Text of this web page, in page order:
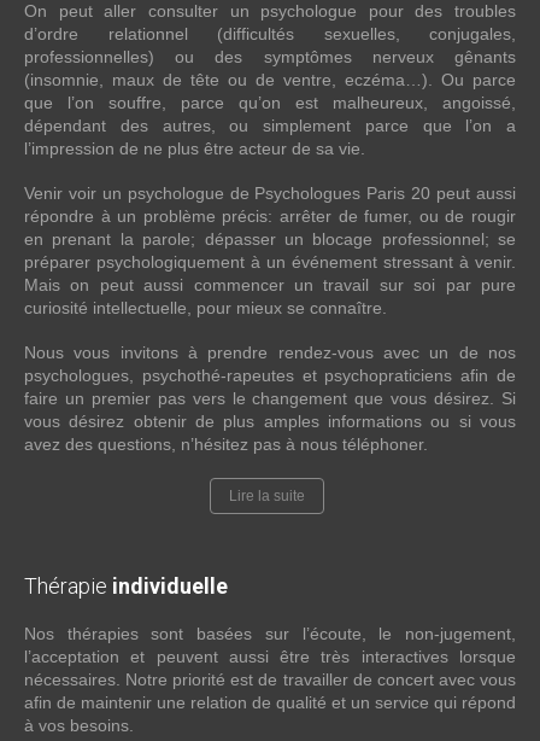
On peut aller consulter un psychologue pour des troubles
d’ordre relationnel (difficultés sexuelles, conjugales,
professionnelles) ou des symptômes nerveux gênants
(insomnie, maux de tête ou de ventre, eczéma…). Ou parce
que l’on souffre, parce qu’on est malheureux, angoissé,
dépendant des autres, ou simplement parce que l’on a
l’impression de ne plus être acteur de sa vie.
Venir voir un psychologue de Psychologues Paris 20 peut aussi
répondre à un problème précis: arrêter de fumer, ou de rougir
en prenant la parole; dépasser un blocage professionnel; se
préparer psychologiquement à un événement stressant à venir.
Mais on peut aussi commencer un travail sur soi par pure
curiosité intellectuelle, pour mieux se connaître.
Nous vous invitons à prendre rendez-vous avec un de nos
psychologues, psychothé-rapeutes et psychopraticiens afin de
faire un premier pas vers le changement que vous désirez. Si
vous désirez obtenir de plus amples informations ou si vous
avez des questions, n’hésitez pas à nous téléphoner.
Lire la suite
Thérapie individuelle
Nos thérapies sont basées sur l’écoute, le non-jugement,
l’acceptation et peuvent aussi être très interactives lorsque
nécessaires. Notre priorité est de travailler de concert avec vous
afin de maintenir une relation de qualité et un service qui répond
à vos besoins.